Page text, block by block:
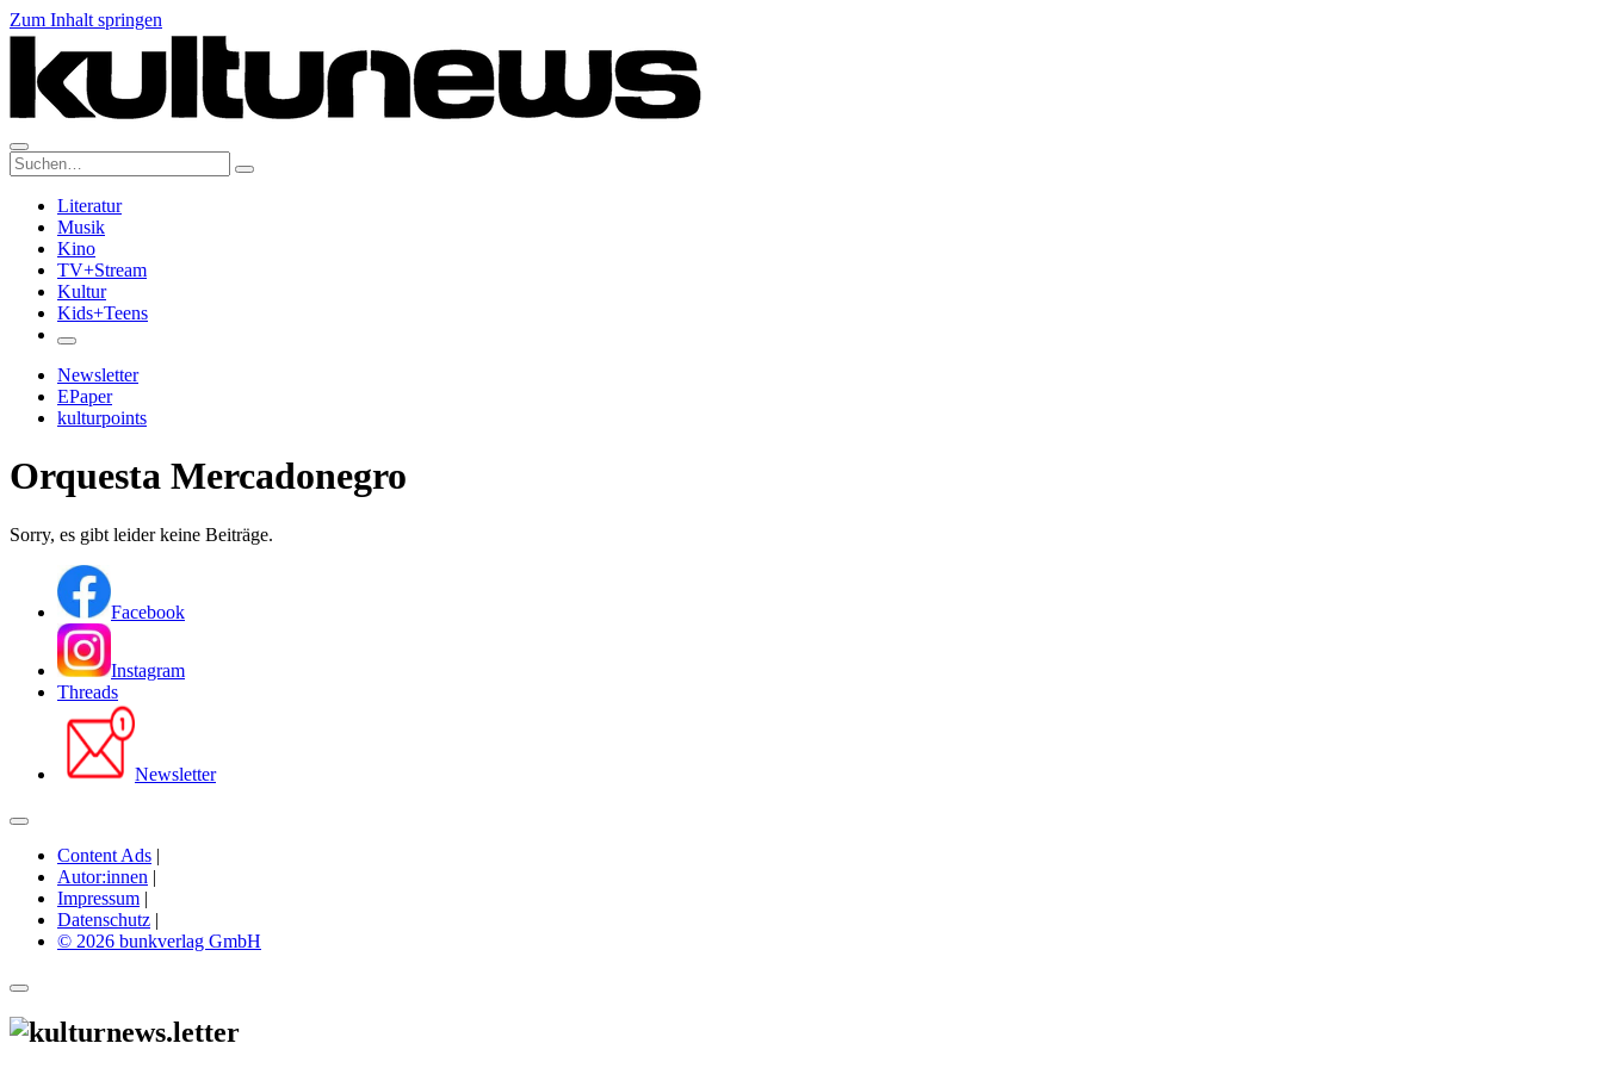
Zum Inhalt springen
Suche:
Literatur
Musik
Kino
TV+Stream
Kultur
Kids+Teens
Newsletter
EPaper
kulturpoints
Orquesta Mercadonegro
Sorry, es gibt leider keine Beiträge.
Facebook
Instagram
Threads
Newsletter
Content Ads |
Autor:innen |
Impressum |
Datenschutz |
© 2026 bunkverlag GmbH